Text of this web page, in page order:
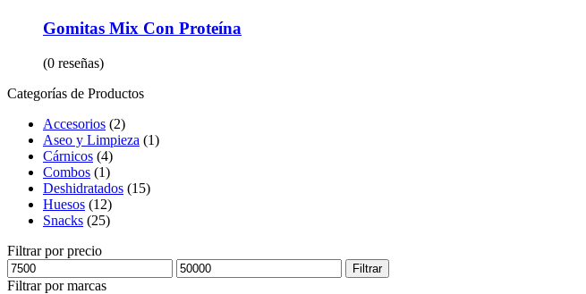
Gomitas Mix Con Proteína
(0 reseñas)
Categorías de Productos
Accesorios (2)
Aseo y Limpieza (1)
Cárnicos (4)
Combos (1)
Deshidratados (15)
Huesos (12)
Snacks (25)
Filtrar por precio
Filtrar
Filtrar por marcas